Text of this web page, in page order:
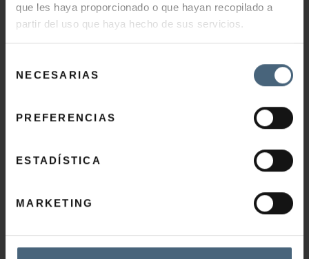
que les haya proporcionado o que hayan recopilado a
partir del uso que haya hecho de sus servicios.
NECESARIAS
PREFERENCIAS
ESTADÍSTICA
MARKETING
Cómo llegar